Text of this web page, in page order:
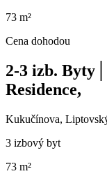
73 m²
Cena dohodou
2-3 izb.
Residence,
Kukučínova,
3 izbový byt
73 m²